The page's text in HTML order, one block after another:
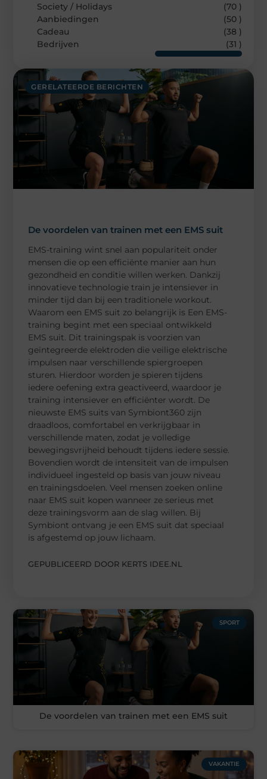
GERELATEERDE BERICHTEN
De voordelen van trainen met een EMS suit
EMS-training wint snel aan populariteit onder
mensen die op een efficiënte manier aan hun
gezondheid en conditie willen werken. Dankzij
innovatieve technologie train je intensiever in
minder tijd dan bij een traditionele workout.
Waarom een EMS suit zo belangrijk is Een EMS-
training begint met een speciaal ontwikkeld
EMS suit. Dit trainingspak is voorzien van
geïntegreerde elektroden die veilige elektrische
impulsen naar verschillende spiergroepen
sturen. Hierdoor worden je spieren tijdens
iedere oefening extra geactiveerd, waardoor je
training intensiever en efficiënter wordt. De
nieuwste EMS suits van Symbiont360 zijn
draadloos, comfortabel en verkrijgbaar in
verschillende maten, zodat je volledige
bewegingsvrijheid behoudt tijdens iedere sessie.
Bovendien wordt de intensiteit van de impulsen
individueel ingesteld op basis van jouw niveau
en trainingsdoelen. Veel mensen zoeken online
naar EMS suit kopen wanneer ze serieus met
deze trainingsvorm aan de slag willen. Bij
Symbiont ontvang je een EMS suit dat speciaal
is afgestemd op jouw lichaam.
GEPUBLICEERD DOOR KERTS IDEE.NL
Society / Holidays
(70 )
Aanbiedingen
(50 )
Cadeau
(38 )
Bedrijven
(31 )
SPORT
De voordelen van trainen met een EMS suit
VAKANTIE